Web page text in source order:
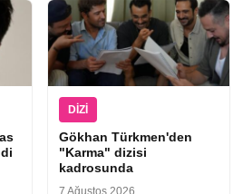
DIZI
Gökhan Türkmen'den
"Karma" dizisi
kadrosunda
7 Ağustos 2026